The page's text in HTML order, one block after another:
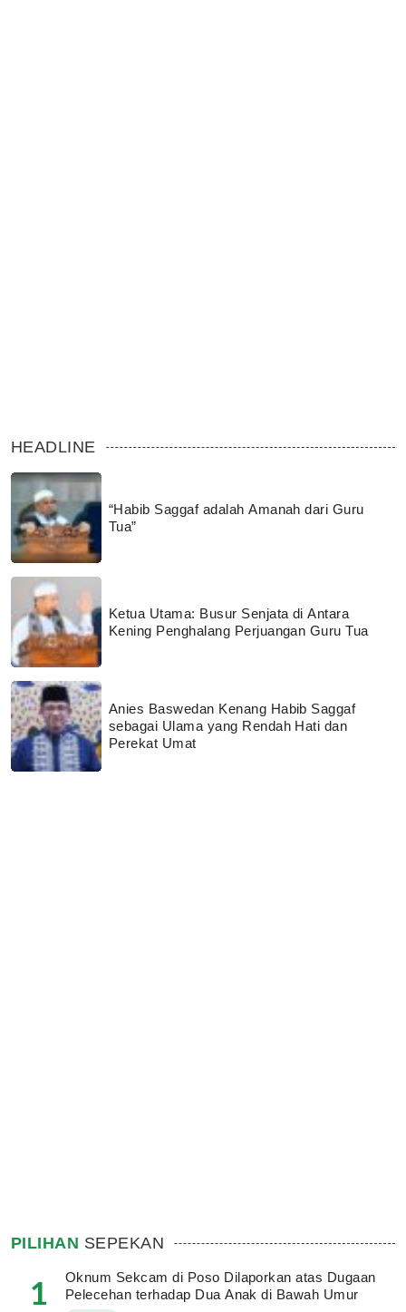
HEADLINE
“Habib Saggaf adalah Amanah dari Guru
Tua”
Ketua Utama: Busur Senjata di Antara
Kening Penghalang Perjuangan Guru Tua
Anies Baswedan Kenang Habib Saggaf
sebagai Ulama yang Rendah Hati dan
Perekat Umat
PILIHAN SEPEKAN
1
Oknum Sekcam di Poso Dilaporkan atas Dugaan
Pelecehan terhadap Dua Anak di Bawah Umur